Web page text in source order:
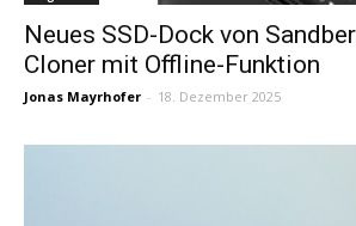
Neues SSD-Dock von
Cloner mit Offline-Funktion
Jonas Mayrhofer - 18. Dezember 2025